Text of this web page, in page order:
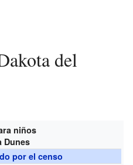
niños
Dunes
por el censo